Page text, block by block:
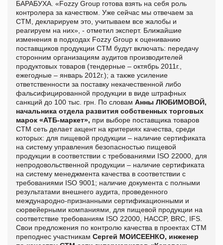
БАРАБУХА. «Fozzy Group готова взять на себя роль
контролера за качеством. Уже сейчас мы отвечаем за
СТМ, декларируем это, учитываем все жалобы и
реагируем на них», - отметил эксперт. Ближайшие
изменения в подходах Fozzy Group к оцениванию
поставщиков продукции СТМ будут включать: передачу
сторонним организациям аудитов производителей
продуктовых товаров (тендерные – октябрь 2011г.,
ежегодные – январь 2012г.); а также усиление
ответственности за поставку некачественной либо
фальсифицированной продукции в виде штрафных
санкций до 100 тыс. грн. По словам Анны ЛЮБИМОВОЙ,
начальника отдела развития собственных торговых
марок «АТБ-маркет», при выборе поставщика товаров
СТМ сеть делает акцент на критериях качества, среди
которых: для пищевой продукции – наличие сертификата
на систему управления безопасностью пищевой
продукции в соответствии с требованиями ISO 22000, для
непродовольственной продукции – наличие сертификата
на систему менеджмента качества в соответствии с
требованиями ISO 9001; наличие документа с полными
результатами внешнего аудита, проведенного
международно-признанными сертификационными и
сюрвейерными компаниями, для пищевой продукции на
соответствие требованиям ISO 22000, HACCP, BRC, IFS.
Свои предложения по контролю качества в проектах СТМ
преподнес участникам Сергей МОИСЕЕНКО, инженер